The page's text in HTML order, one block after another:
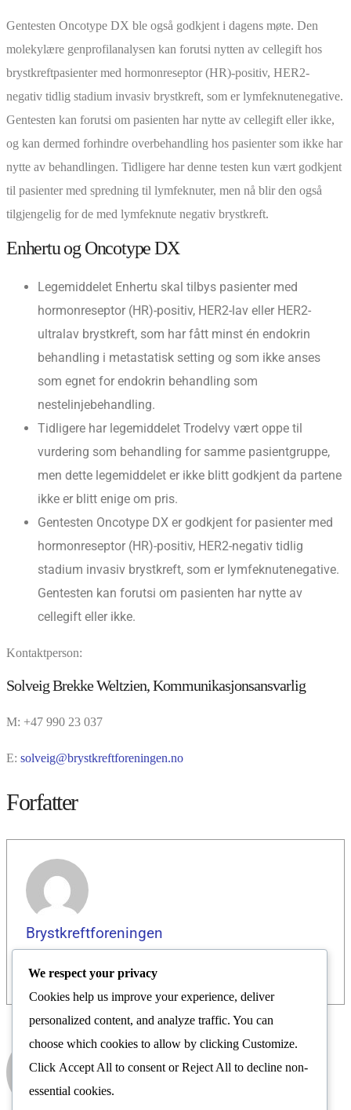
Gentesten Oncotype DX ble også godkjent i dagens møte. Den
molekylære genprofilanalysen kan forutsi nytten av cellegift hos
brystkreftpasienter med hormonreseptor (HR)-positiv, HER2-
negativ tidlig stadium invasiv brystkreft, som er lymfeknutenegative.
Gentesten kan forutsi om pasienten har nytte av cellegift eller ikke,
og kan dermed forhindre overbehandling hos pasienter som ikke har
nytte av behandlingen. Tidligere har denne testen kun vært godkjent
til pasienter med spredning til lymfeknuter, men nå blir den også
tilgjengelig for de med lymfeknute negativ brystkreft.
Enhertu og Oncotype DX
Legemiddelet Enhertu skal tilbys pasienter med
hormonreseptor (HR)-positiv, HER2-lav eller HER2-
ultralav brystkreft, som har fått minst én endokrin
behandling i metastatisk setting og som ikke anses
som egnet for endokrin behandling som
nestelinjebehandling.
Tidligere har legemiddelet Trodelvy vært oppe til
vurdering som behandling for samme pasientgruppe,
men dette legemiddelet er ikke blitt godkjent da partene
ikke er blitt enige om pris.
Gentesten Oncotype DX er godkjent for pasienter med
hormonreseptor (HR)-positiv, HER2-negativ tidlig
stadium invasiv brystkreft, som er lymfeknutenegative.
Gentesten kan forutsi om pasienten har nytte av
cellegift eller ikke.
Kontaktperson:
Solveig Brekke Weltzien, Kommunikasjonsansvarlig
M: +47 990 23 037
E: solveig@brystkreftforeningen.no
Forfatter
Brystkreftforeningen
Brystkreftforeningen
We respect your privacy
Cookies help us improve your experience, deliver
personalized content, and analyze traffic. You can
choose which cookies to allow by clicking Customize.
Click Accept All to consent orReject All to decline non-
essential cookies.